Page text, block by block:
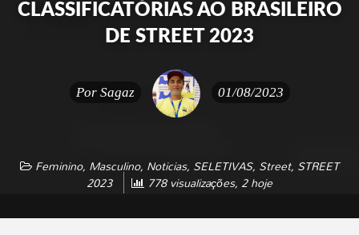
CLASSIFICATÓRIAS AO BRASILEIRO
DE STREET 2023
Por Sagaz 01/08/2023
Feminino, Masculino, Noticias, SELETIVAS, Street, STREET
2023 778 visualizações, 2 hoje